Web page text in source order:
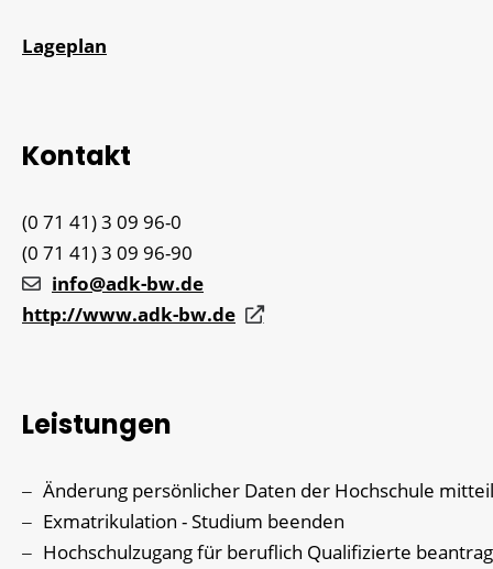
Lageplan
Kontakt
(0 71 41) 3 09 96-0
(0 71 41) 3 09 96-90
info@adk-bw.de
http://www.adk-bw.de
Leistungen
Änderung persönlicher Daten der Hochschule
Exmatrikulation - Studium beenden
Hochschulzugang für beruflich Qualifizierte